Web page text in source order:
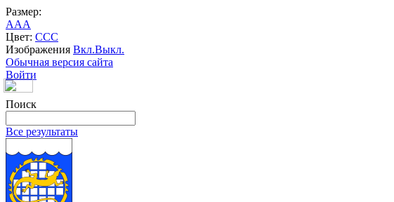
Размер:
AAA
Цвет: CCC
Изображения Вкл.Выкл.
Обычная версия сайта
Войти
Поиск
Все результаты